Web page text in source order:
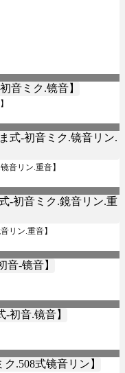
音リン.重音】
リン.重音】